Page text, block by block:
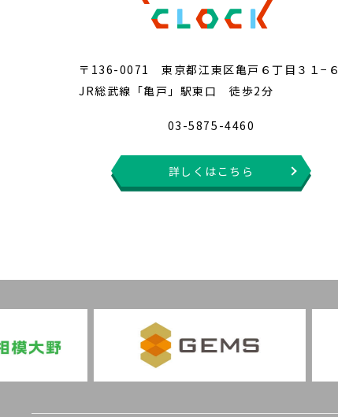
〒136-0071 東京都江東区亀戸６丁目３１−６
JR総武線「亀戸」駅東口 徒歩2分
03-5875-4460
詳しくはこちら